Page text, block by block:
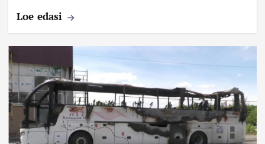
Loe edasi